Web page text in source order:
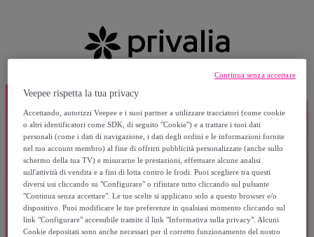
Veepee rispetta la tua privacy
Accettando, autorizzi Veepee e i suoi partner a utilizzare tracciatori (come cookie
o altri identificatori come SDK, di seguito "Cookie") e a trattare i tuoi dati
personali (come i dati di navigazione, i dati degli ordini e le informazioni fornite
nel tuo account membro) al fine di offrirti pubblicità personalizzate (anche sullo
schermo della tua TV) e misurarne le prestazioni, effettuare alcune analisi
sull'attività di vendita e a fini di lotta contro le frodi. Puoi scegliere tra questi
diversi usi cliccando su "Configurare" o rifiutare tutto cliccando sul pulsante
"Continua senza accettare". Le tue scelte si applicano solo a questo browser e/o
dispositivo. Puoi modificare le tue preferenze in qualsiasi momento cliccando sul
link "Configurare" accessibile tramite il link "Informativa sulla privacy". Alcuni
Cookie depositati sono anche necessari per il corretto funzionamento del nostro
Continua senza accettare